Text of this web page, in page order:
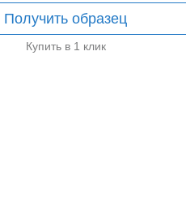
Получить образец
Купить в 1 клик